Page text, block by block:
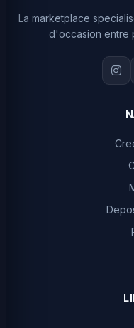
La marketplace
d'occasion entre